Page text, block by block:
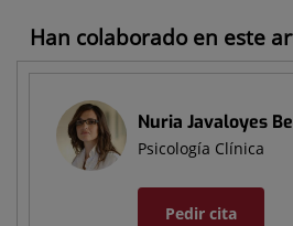
Han colaborado en este
Nuria Javaloyes
Psicología Clínica
Pedir cita